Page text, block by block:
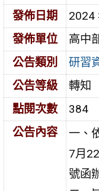
發佈日期
2024
發佈單位
高中
公告類別
研習
公告等級
轉知
點閱次數
384
公告內容
一、
7月
號函